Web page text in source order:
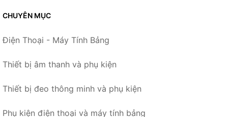
CHUYÊN MỤC
Điện Thoại - Máy Tính Bảng
Thiết bị âm thanh và phụ kiện
Thiết bị đeo thông minh và phụ kiện
Phụ kiện điện thoại và máy tính bảng